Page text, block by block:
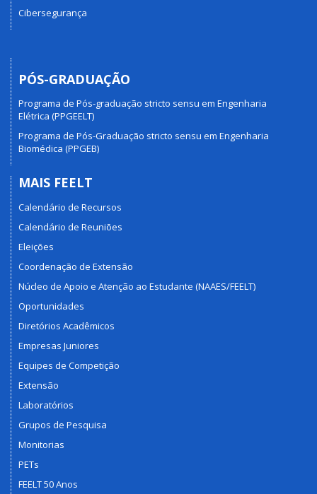
Cibersegurança
PÓS-GRADUAÇÃO
Programa de Pós-graduação stricto sensu em Engenharia
Elétrica (PPGEELT)
Programa de Pós-Graduação stricto sensu em Engenharia
Biomédica (PPGEB)
MAIS FEELT
Calendário de Recursos
Calendário de Reuniões
Eleições
Coordenação de Extensão
Núcleo de Apoio e Atenção ao Estudante (NAAES/FEELT)
Oportunidades
Diretórios Acadêmicos
Empresas Juniores
Equipes de Competição
Extensão
Laboratórios
Grupos de Pesquisa
Monitorias
PETs
FEELT 50 Anos